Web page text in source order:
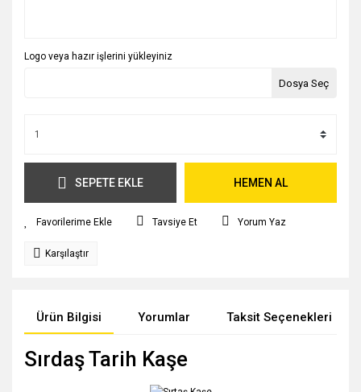
Logo veya hazır işlerini yükleyiniz
Dosya Seç
SEPETE EKLE HEMEN AL
Tavsiye Et Yorum Yaz
Karşılaştır
Ürün Bilgisi Yorumlar Taksit Seçenekleri
Sırdaş Tarih Kaşe